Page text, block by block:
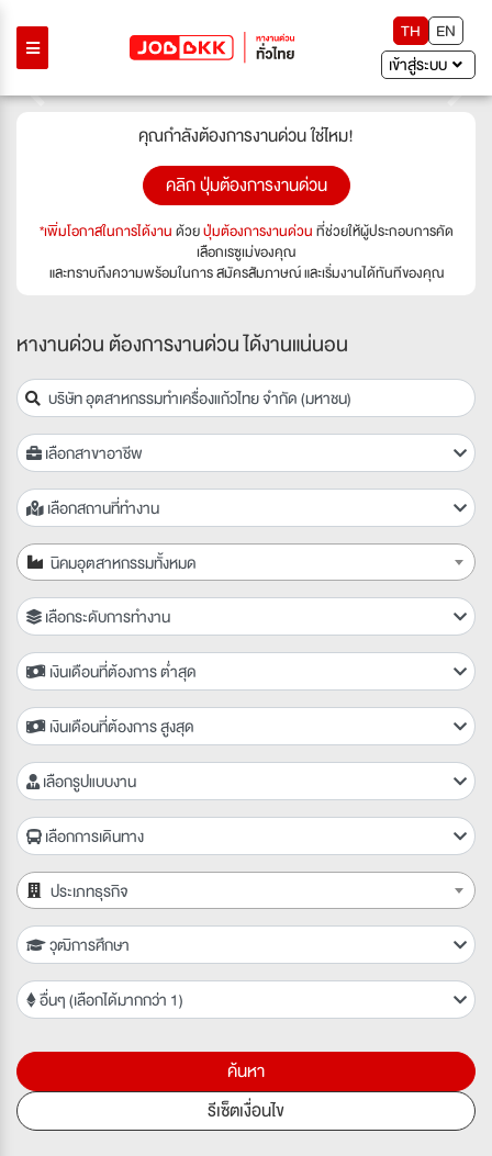
TH
EN
เข้าสู่ระบบ
Previous
Next
คุณกำลังต้องการงานด่วน ใช่ไหม!
คลิก ปุ่มต้องการงานด่วน
*เพิ่มโอกาสในการได้งานด้วยปุ่มต้องการงานด่วนที่ช่วยให้ผู้ประกอบการคัด
เลือกเรซูเม่ของคุณ
และทราบถึงความพร้อมในการ สมัครสัมภาษณ์ และเริ่มงานได้ทันทีของคุณ
หางานด่วน ต้องการงานด่วน ได้งานแน่นอน
เลือกสาขาอาชีพ
เลือกสถานที่ทำงาน
นิคมอุตสาหกรรมทั้งหมด
เลือกระดับการทำงาน
เงินเดือนที่ต้องการ ต่ำสุด
เงินเดือนที่ต้องการ สูงสุด
เลือกรูปแบบงาน
เลือกการเดินทาง
ประเภทธุรกิจ
วุฒิการศึกษา
อื่นๆ (เลือกได้มากกว่า 1)
ค้นหา
รีเซ็ตเงื่อนไข